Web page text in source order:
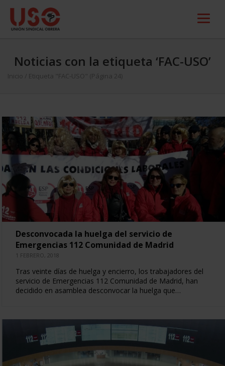
Noticias con la etiqueta ‘FAC-USO’
Inicio Etiqueta "FAC-USO" (Página 24)
Desconvocada la huelga del servicio de
Emergencias 112 Comunidad de Madrid
1 FEBRERO, 2018
Tras veinte días de huelga y encierro, los trabajadores del
servicio de Emergencias 112 Comunidad de Madrid, han
decidido en asamblea desconvocar la huelga que…